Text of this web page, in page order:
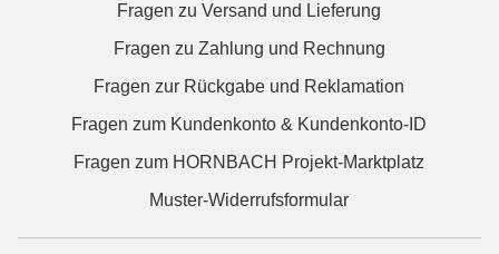
Fragen zu Versand und Lieferung
Fragen zu Zahlung und Rechnung
Fragen zur Rückgabe und Reklamation
Fragen zum Kundenkonto & Kundenkonto-ID
Fragen zum HORNBACH Projekt-Marktplatz
Muster-Widerrufsformular